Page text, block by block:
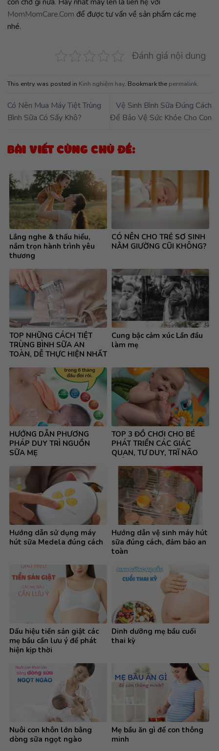
BÀI VIẾT CÙNG CHỦ ĐỀ:
Lắng nghe & thấu hiểu,
nắm trọn hành trình yêu
CÓ NÊN CHO TRẺ SƠ SINH
NẰM GIƯỜNG CŨI KHÔNG?
TOP NHỮNG CÁCH TIỆT
TRÙNG BÌNH SỮA AN
TOÀN, DỄ THỰC HIỆN NHẤT
HƯỚNG DẪN PHƯƠNG
PHÁP DUY TRÌ NGUỒN
SỮA MẸ
TOP 3 ĐỒ CHƠI CHO BÉ
PHÁT TRIỂN CÁC GIÁC
QUAN, TƯ DUY, TRĨ NÃO
TOÀN DIỆN
Hướng dẫn sử dụng máy
hút sữa Medela đúng cách
Hướng dẫn vệ sinh máy hút
sữa đúng cách, đảm bảo an
toàn
Dấu hiệu tiền sản giật các
mẹ bầu cần lưu ý để phát
hiện kịp thời
Dinh dưỡng mẹ bầu cuối
thai kỳ
Nuôi con khôn lớn bằng
dòng sữa ngọt ngào
Mẹ bầu ăn gì để con thông
minh
HƯỚNG DẪN MUA HÀNG
Về MomMomCare.Com
Sản phẩm khuyến mãi
Sửa chữa máy hút sữa